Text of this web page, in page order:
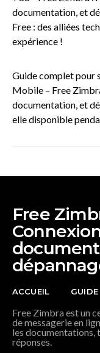
documentation, et
Free : des alliées
expérience !
Guide complet pour
Mobile – Free
documentation, et
elle disponible
Free
ACCUEIL GUIDE
Free Zimbra est un
de messagerie en
les documentations,
réponses.